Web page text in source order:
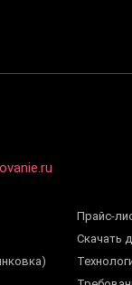
Прайс-
Скачать